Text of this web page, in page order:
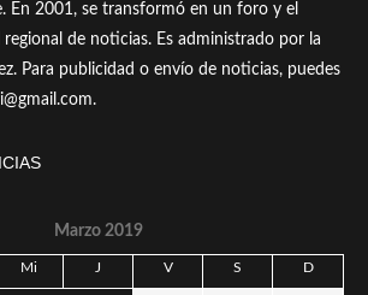
En 2001, se transformó en un foro y el
de noticias. Es administrado por la
Para publicidad o envío de noticias, puedes
Marzo 2019
Mi J V S D